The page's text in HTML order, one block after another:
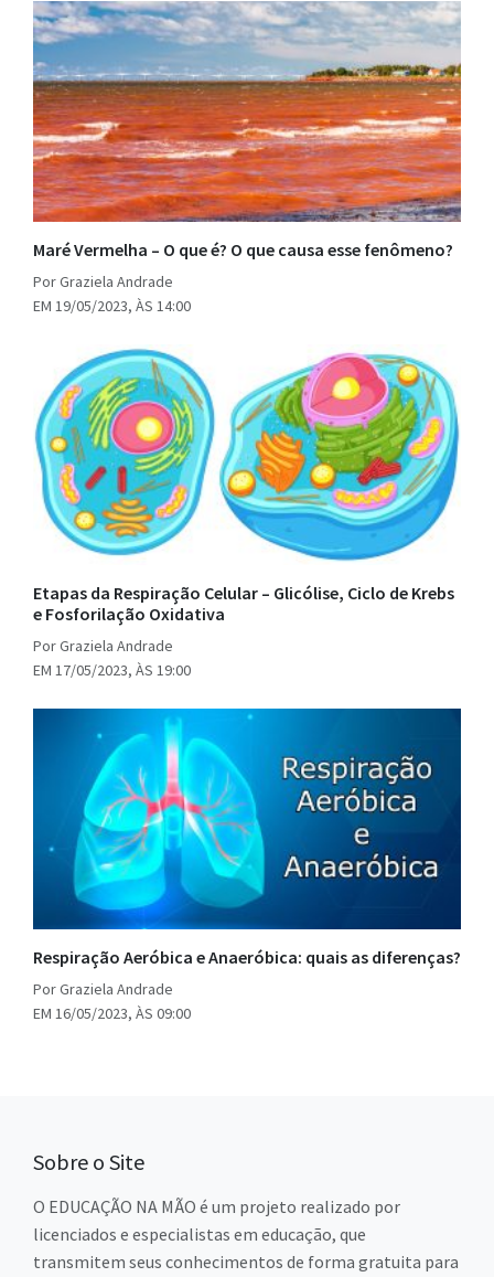
Maré Vermelha – O que é? O que causa esse fenômeno?
Por Graziela Andrade
EM 19/05/2023, ÀS 14:00
Etapas da Respiração Celular – Glicólise, Ciclo de Krebs
e Fosforilação Oxidativa
Por Graziela Andrade
EM 17/05/2023, ÀS 19:00
Respiração Aeróbica e Anaeróbica: quais as diferenças?
Por Graziela Andrade
EM 16/05/2023, ÀS 09:00
Sobre o Site
O EDUCAÇÃO NA MÃO é um projeto realizado por
licenciados e especialistas em educação, que
transmitem seus conhecimentos de forma gratuita para